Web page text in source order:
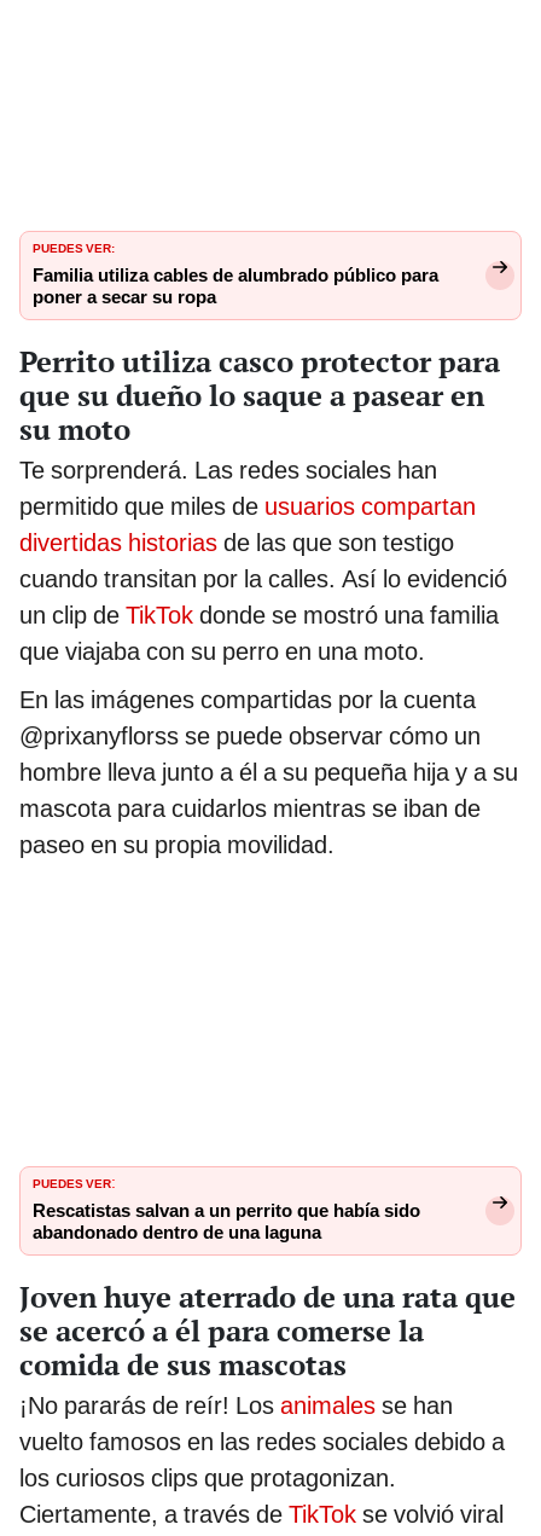
PUEDES VER:
Familia utiliza cables de alumbrado público para
poner a secar su ropa
Perrito utiliza casco protector para
que su dueño lo saque a pasear en
su moto
Te sorprenderá. Las redes sociales han
permitido que miles de usuarios compartan
divertidas historias de las que son testigo
cuando transitan por la calles. Así lo evidenció
un clip de TikTok donde se mostró una familia
que viajaba con su perro en una moto.
En las imágenes compartidas por la cuenta
@prixanyflorss se puede observar cómo un
hombre lleva junto a él a su pequeña hija y a su
mascota para cuidarlos mientras se iban de
paseo en su propia movilidad.
PUEDES VER:
Rescatistas salvan a un perrito que había sido
abandonado dentro de una laguna
Joven huye aterrado de una rata que
se acercó a él para comerse la
comida de sus mascotas
¡No pararás de reír! Los animales se han
vuelto famosos en las redes sociales debido a
los curiosos clips que protagonizan.
Ciertamente, a través de TikTok se volvió viral